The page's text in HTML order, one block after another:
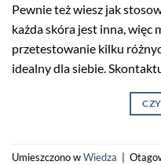
Pewnie też wiesz jak
każda skóra jest inna, więc
przetestowanie kilku
idealny dla siebie.
Umieszczono wWiedza